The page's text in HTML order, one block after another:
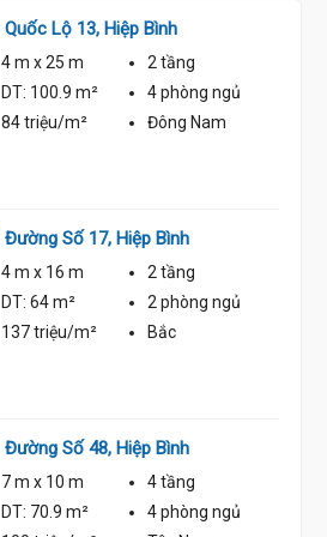
Quốc Lộ 13, Hiệp Bình
4 m x 25 m
2 tầng
DT: 100.9 m² 4 phòng ngủ
84 triệu/m²
Đông Nam
Đường Số 17, Hiệp Bình
4 m x 16 m
2 tầng
DT: 64 m² 2 phòng ngủ
137 triệu/m²
Bắc
Đường Số 48, Hiệp Bình
7 m x 10 m
4 tầng
DT: 70.9 m² 4 phòng ngủ